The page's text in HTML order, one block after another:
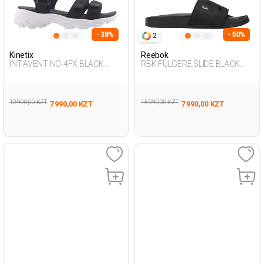
- 38%
Kinetix
INT-AVENTINO-4FX BLACK
12 990,00 KZT 7 990,00 KZT
2 - 50%
Reebok
RBK FULGERE SLIDE BLACK
15 990,00 KZT 7 990,00 KZT